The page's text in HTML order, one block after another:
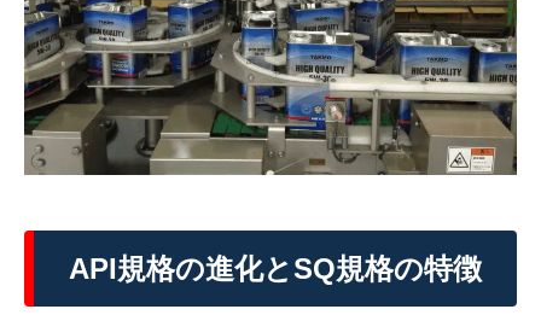
API規格の進化とSQ規格の特徴